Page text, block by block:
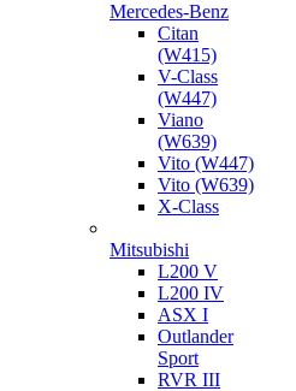
Mercedes-Benz
Citan
(W415)
V-Class
(W447)
Viano
(W639)
Vito (W447)
Vito (W639)
X-Class
Mitsubishi
L200 V
L200 IV
ASX I
Outlander
Sport
RVR III